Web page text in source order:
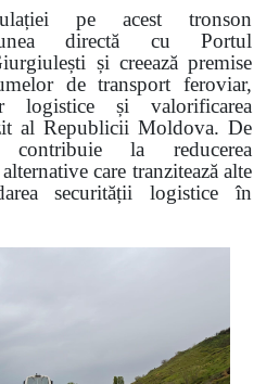
pe acest tronson
directă cu Portul
și creează premise
de transport feroviar,
logistice și valorificarea
al Republicii Moldova. De
contribuie la reducerea
care tranzitează alte
securității logistice în